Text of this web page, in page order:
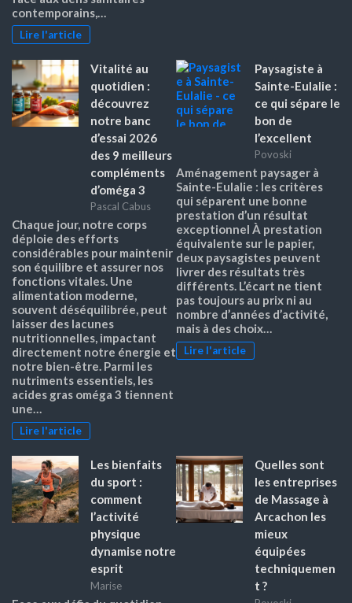
contemporains,…
Lire l'article
Vitalité au
quotidien :
découvrez
notre banc
d’essai 2026
des 9 meilleurs
compléments
d’oméga 3
Pascal Cabus
Chaque jour, notre corps
déploie des efforts
considérables pour maintenir
son équilibre et assurer nos
fonctions vitales. Une
alimentation moderne,
souvent déséquilibrée, peut
laisser des lacunes
nutritionnelles, impactant
directement notre énergie et
notre bien-être. Parmi les
nutriments essentiels, les
acides gras oméga 3 tiennent
une…
Lire l'article
Paysagiste à
Sainte-Eulalie :
ce qui sépare le
bon de
l’excellent
Povoski
Aménagement paysager à
Sainte-Eulalie : les critères
qui séparent une bonne
prestation d’un résultat
exceptionnel À prestation
équivalente sur le papier,
deux paysagistes peuvent
livrer des résultats très
différents. L’écart ne tient
pas toujours au prix ni au
nombre d’années d’activité,
mais à des choix…
Lire l'article
Les bienfaits
du sport :
comment
l’activité
physique
dynamise notre
esprit
Marise
Quelles sont
les entreprises
de Massage à
Arcachon les
mieux
équipées
techniquemen
t ?